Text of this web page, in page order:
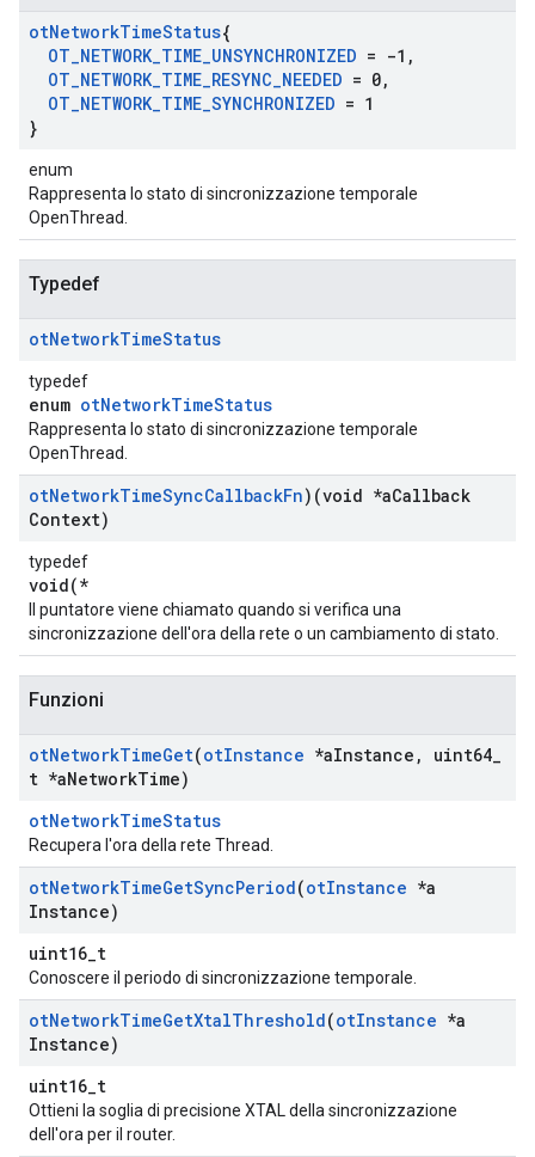
otNetworkTimeStatus{
OT_NETWORK_TIME_UNSYNCHRONIZED = -1 ,
OT_NETWORK_TIME_RESYNC_NEEDED = 0,
OT_NETWORK_TIME_SYNCHRONIZED = 1
}
enum
Rappresenta lo stato di sincronizzazione temporale
OpenThread.
Typedef
otNetworkTimeStatus
typedef
enum otNetworkTimeStatus
Rappresenta lo stato di sincronizzazione temporale
OpenThread.
otNetworkTimeSyncCallbackFn)(void *aCallback
Context)
typedef
void(*
Il puntatore viene chiamato quando si verifica una
sincronizzazione dell'ora della rete o un cambiamento di stato.
Funzioni
otNetworkTimeGet(otInstance *aInstance , uint64
t *aNetworkTime)
otNetworkTimeStatus
Recupera l'ora della rete Thread.
otNetworkTimeGetSyncPeriod(otInstance *a
Instance)
uint16_t
Conoscere il periodo di sincronizzazione temporale.
otNetworkTimeGetXtalThreshold(otInstance *a
Instance)
uint16_t
Ottieni la soglia di precisione XTAL della sincronizzazione
dell'ora per il router.